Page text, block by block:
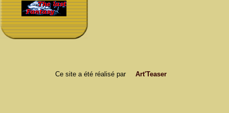
Ce site a été réalisé par Art'Teaser